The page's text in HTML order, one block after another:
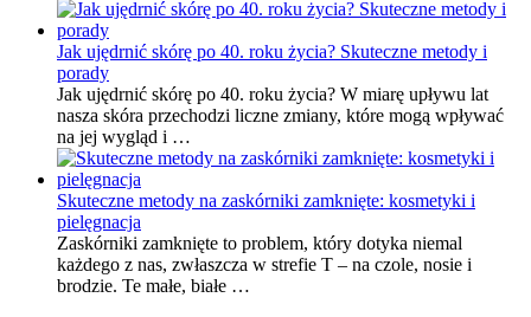
Jak ujędrnić skórę po 40. roku życia? Skuteczne metody i
porady
Jak ujędrnić skórę po 40. roku życia? W miarę upływu lat
nasza skóra przechodzi liczne zmiany, które mogą wpływać
na jej wygląd i …
Skuteczne metody na zaskórniki zamknięte: kosmetyki i
pielęgnacja
Zaskórniki zamknięte to problem, który dotyka niemal
każdego z nas, zwłaszcza w strefie T – na czole, nosie i
brodzie. Te małe, białe …